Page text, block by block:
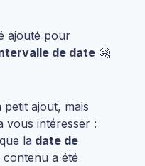
ajouté pour
de date 🤗
ajout, mais
vous intéresser :
la date de
contenu a été